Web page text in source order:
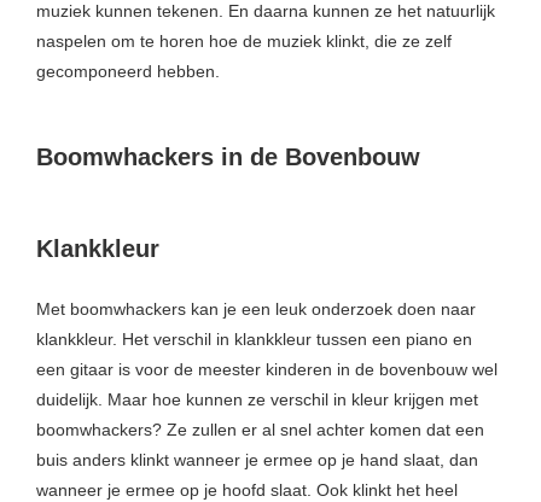
muziek kunnen tekenen. En daarna kunnen ze het natuurlijk
naspelen om te horen hoe de muziek klinkt, die ze zelf
gecomponeerd hebben.
Boomwhackers in de Bovenbouw
Klankkleur
Met boomwhackers kan je een leuk onderzoek doen naar
klankkleur. Het verschil in klankkleur tussen een piano en
een gitaar is voor de meester kinderen in de bovenbouw wel
duidelijk. Maar hoe kunnen ze verschil in kleur krijgen met
boomwhackers? Ze zullen er al snel achter komen dat een
buis anders klinkt wanneer je ermee op je hand slaat, dan
wanneer je ermee op je hoofd slaat. Ook klinkt het heel